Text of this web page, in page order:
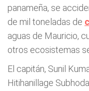
panameña, se
de mil toneladas de
aguas de Mauricio,
otros ecosistemas
El capitán, Sunil
Hitihanillage